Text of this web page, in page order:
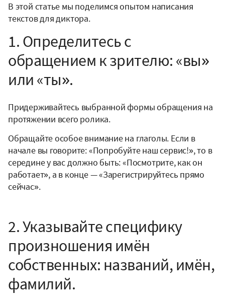
В этой статье мы поделимся опытом написания
текстов для диктора.
1. Определитесь с
обращением к зрителю: «вы»
или «ты».
Придерживайтесь выбранной формы обращения на
протяжении всего ролика.
Обращайте особое внимание на глаголы. Если в
начале вы говорите: «Попробуйте наш сервис!», то в
середине у вас должно быть: «Посмотрите, как он
работает», а в конце — «Зарегистрируйтесь прямо
сейчас».
2. Указывайте специфику
произношения имён
собственных: названий, имён,
фамилий.